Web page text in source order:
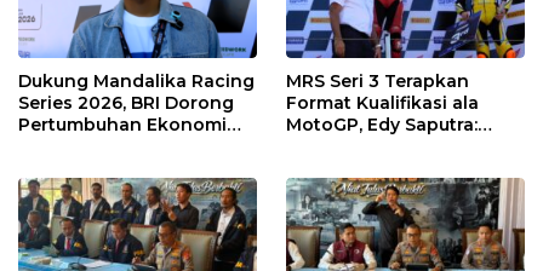
Dukung Mandalika Racing
Series 2026, BRI Dorong
Pertumbuhan Ekonomi
MRS Seri 3 Terapkan
Format Kualifikasi ala
MotoGP, Edy Saputra: